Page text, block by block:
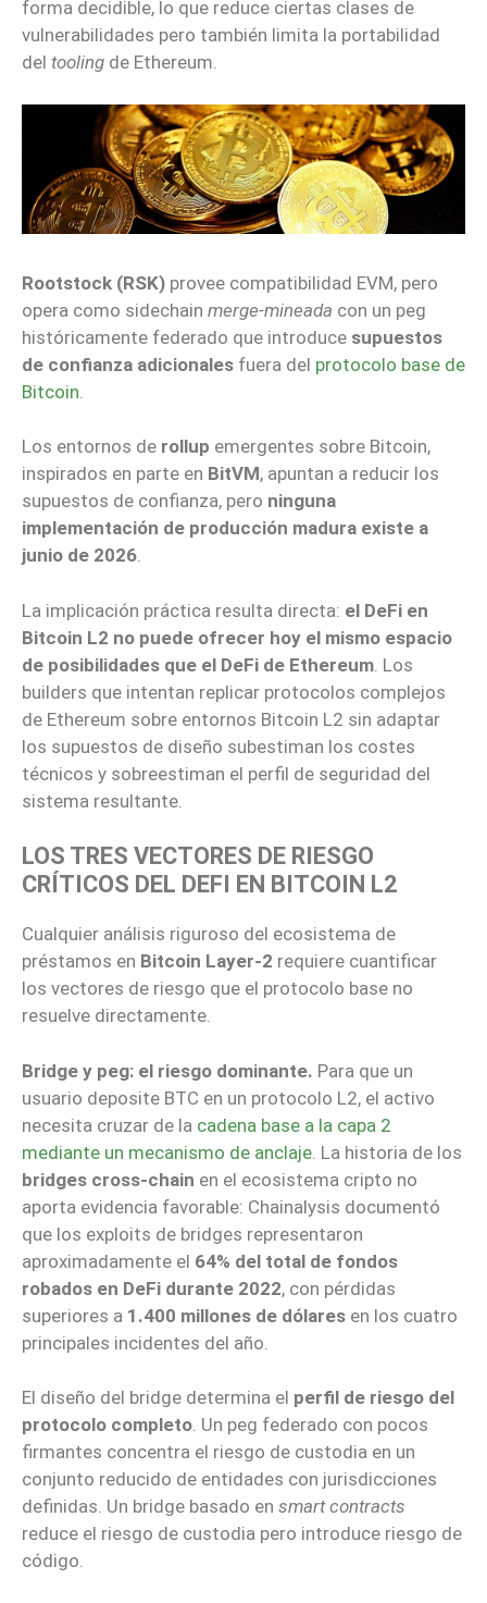
forma decidible, lo que reduce ciertas clases de
vulnerabilidades pero también limita la portabilidad
del tooling de Ethereum.
Rootstock (RSK) provee compatibilidad EVM, pero
opera como sidechain merge-mineada con un peg
históricamente federado que introduce supuestos
de confianza adicionales fuera del protocolo base de
Bitcoin
Los entornos de rollup emergentes sobre Bitcoin,
inspirados en parte en BitVM, apuntan a reducir los
supuestos de confianza, pero ninguna
implementación de producción madura existe a
junio de 2026.
La implicación práctica resulta directa: el DeFi en
Bitcoin L2 no puede ofrecer hoy el mismo espacio
de posibilidades que el DeFi de Ethereum . Los
builders que intentan replicar protocolos complejos
de Ethereum sobre entornos Bitcoin L2 sin adaptar
los supuestos de diseño subestiman los costes
técnicos y sobreestiman el perfil de seguridad del
sistema resultante.
LOS TRES VECTORES DE RIESGO
CRÍTICOS DEL DEFI EN BITCOIN L2
Cualquier análisis riguroso del ecosistema de
préstamos en Bitcoin Layer-2 requiere cuantificar
los vectores de riesgo que el protocolo base no
resuelve directamente.
Bridge y peg: el riesgo dominante. Para que un
usuario deposite BTC en un protocolo L2, el activo
necesita cruzar de la cadena base a la capa 2
mediante un mecanismo de anclaje . La historia de los
bridges cross-chain en el ecosistema cripto no
aporta evidencia favorable: Chainalysis documentó
que los exploits de bridges representaron
aproximadamente el 64% del total de fondos
robados en DeFi durante 2022, con pérdidas
superiores a 1.400 millones de dólares en los cuatro
principales incidentes del año.
El diseño del bridge determina el perfil de riesgo del
protocolo completo. Un peg federado con pocos
firmantes concentra el riesgo de custodia en un
conjunto reducido de entidades con jurisdicciones
definidas. Un bridge basado en smart contracts
reduce el riesgo de custodia pero introduce riesgo de
código.